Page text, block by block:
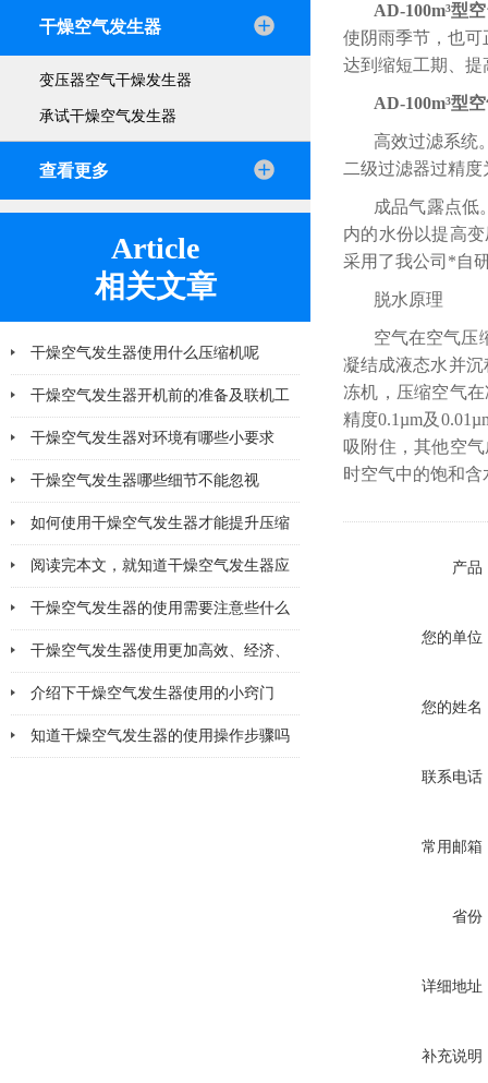
干燥空气发生器
变压器空气干燥发生器
承试干燥空气发生器
查看更多
Article
相关文章
干燥空气发生器使用什么压缩机呢
干燥空气发生器开机前的准备及联机工
作有哪些
干燥空气发生器对环境有哪些小要求
干燥空气发生器哪些细节不能忽视
如何使用干燥空气发生器才能提升压缩
空气的纯净度？
阅读完本文，就知道干燥空气发生器应
该注意哪几点小问题
干燥空气发生器的使用需要注意些什么
干燥空气发生器使用更加高效、经济、
安全、环保
介绍下干燥空气发生器使用的小窍门
知道干燥空气发生器的使用操作步骤吗
AD-100m³型
使阴雨季节，也可
达到缩短工期、
AD-100m³型
高效过滤系统
二级过滤器过精度
成品气露点低
内的水份以提高
采用了我公司*自
脱水原理
空气在空气压
凝结成液态水并
冻机，压缩空气
精度0.1µm及
吸附住，其他空
时空气中的饱和含
产品
您的单位
您的姓名
联系电话
常用邮箱
省份
详细地址
补充说明